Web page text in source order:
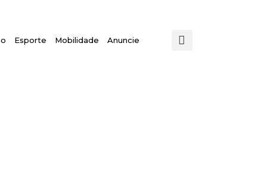
Esporte Mobilidade Anuncie